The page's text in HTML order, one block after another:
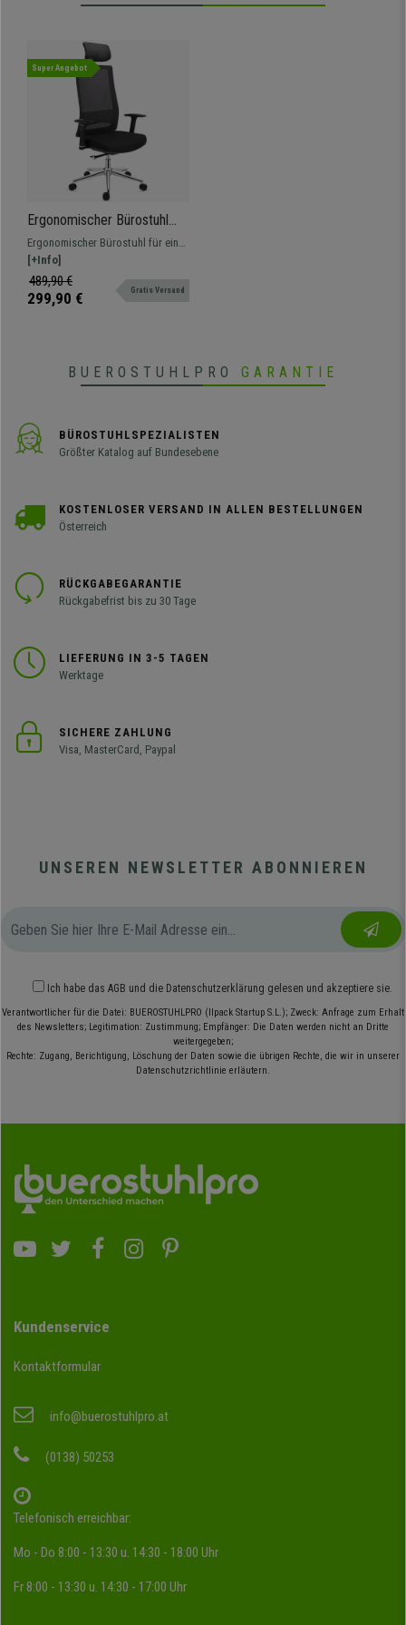
Super Angebot
Ergonomischer Bürostuhl
SANTOS, Kopfstütze, 8h-
Nutzung, Farbe Schwarz
Ergonomischer Bürostuhl für eine
intensive Nutzung von 8 Stunden
geeignet. Ausgezeichnete Qualität
mit verchromtem Gestell und
[+Info]
489,90 €
299,90 € Gratis Versand
BUEROSTUHLPRO GARANTIE
BÜROSTUHLSPEZIALISTEN
Größter Katalog auf Bundesebene
KOSTENLOSER VERSAND IN ALLEN BESTELLUNGEN
Österreich
RÜCKGABEGARANTIE
Rückgabefrist bis zu 30 Tage
LIEFERUNG IN 3-5 TAGEN
Werktage
SICHERE ZAHLUNG
Visa, MasterCard, Paypal
UNSEREN NEWSLETTER ABONNIEREN
Ich habe das AGB und die Datenschutzerklärung gelesen und akzeptiere sie.
Verantwortlicher für die Datei: BUEROSTUHLPRO (Ilpack Startup S.L.); Zweck: Anfrage zum Erhalt
des Newsletters; Legitimation: Zustimmung; Empfänger: Die Daten werden nicht an Dritte
weitergegeben;
Rechte: Zugang, Berichtigung, Löschung der Daten sowie die übrigen Rechte, die wir in unserer
Datenschutzrichtlinie erläutern.
Kundenservice
Kontaktformular
info@buerostuhlpro.at
(0138) 50253
Telefonisch erreichbar:
Mo - Do 8:00 - 13:30 u. 14:30 - 18:00 Uhr
Fr 8:00 - 13:30 u. 14:30 - 17:00 Uhr